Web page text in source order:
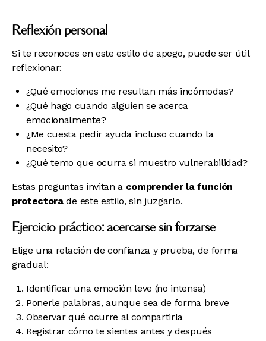
Reflexión personal
Si te reconoces en este estilo de apego, puede ser útil
reflexionar:
¿Qué emociones me resultan más incómodas?
¿Qué hago cuando alguien se acerca
emocionalmente?
¿Me cuesta pedir ayuda incluso cuando la
necesito?
¿Qué temo que ocurra si muestro vulnerabilidad?
Estas preguntas invitan a comprender la función
protectorade este estilo, sin juzgarlo.
Ejercicio práctico: acercarse sin forzarse
Elige una relación de confianza y prueba, de forma
gradual:
Identificar una emoción leve (no intensa)
Ponerle palabras, aunque sea de forma breve
Observar qué ocurre al compartirla
Registrar cómo te sientes antes y después